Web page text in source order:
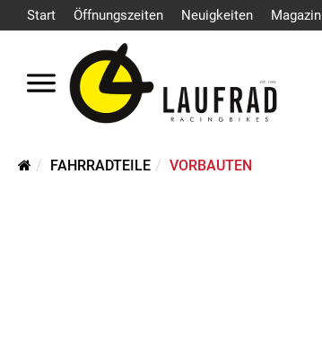
Start Öffnungszeiten Neuigkeiten Magazin
FAHRRADTEILE VORBAUTEN